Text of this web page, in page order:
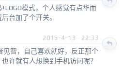
模式，个人感觉有点华而
台加了个开关。
2015-4-13 · 22:33
见智，自己喜欢就好，反正那个
许就有人想换到手机访问呢？